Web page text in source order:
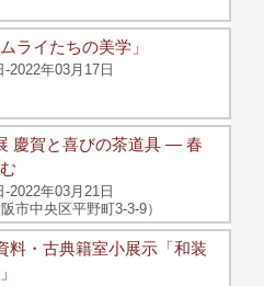
ライたちの美学」
2022年03月17日
慶賀と喜びの茶道具 ― 春
2022年03月21日
市中央区平野町3-3-9）
料・古典籍室小展示「和装